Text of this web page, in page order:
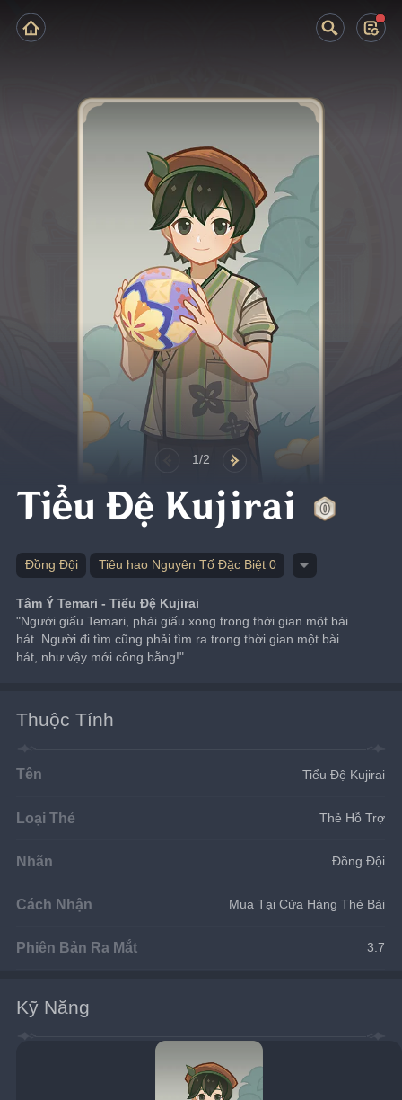
1/2
Tiểu Đệ Kujirai
Đồng Đội Tiêu hao Nguyên Tố Đặc Biệt 0
Tâm Ý Temari - Tiểu Đệ Kujirai
"Người giấu Temari, phải giấu xong trong thời gian một bài
hát. Người đi tìm cũng phải tìm ra trong thời gian một bài
hát, như vậy mới công bằng!"
Thuộc Tính
Tên Tiểu Đệ Kujirai
Loại Thẻ Thẻ Hỗ Trợ
Nhãn Đồng Đội
Cách Nhận Mua Tại Cửa Hàng Thẻ Bài
Phiên Bản Ra Mắt 3.7
Kỹ Năng